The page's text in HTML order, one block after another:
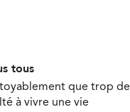
tous
que trop de
à vivre une vie